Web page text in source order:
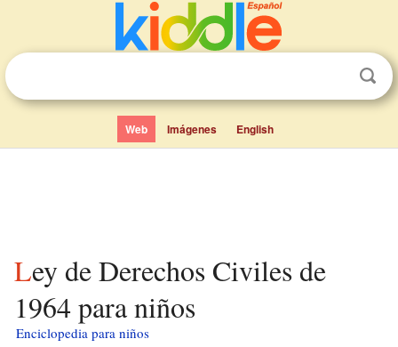
Web Imágenes English
Ley de Derechos Civiles de
1964 para niños
Enciclopedia para niños